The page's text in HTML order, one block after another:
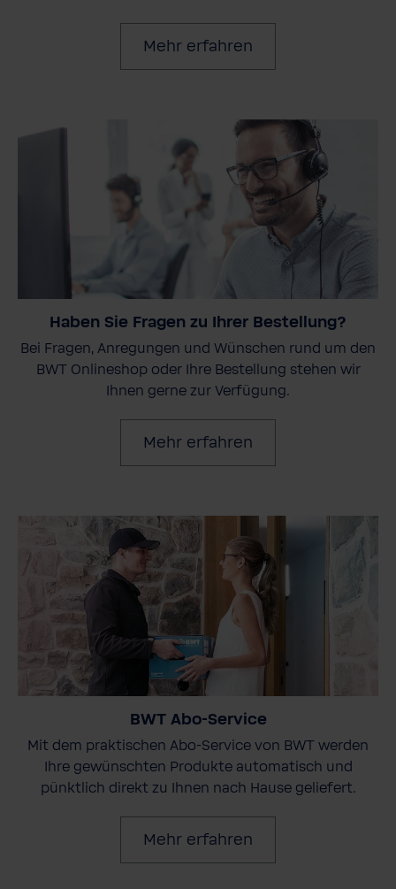
Mehr erfahren
Haben Sie Fragen zu Ihrer Bestellung?
Bei Fragen, Anregungen und Wünschen rund um den
BWT Onlineshop oder Ihre Bestellung stehen wir
Ihnen gerne zur Verfügung.
Mehr erfahren
BWT Abo-Service
Mit dem praktischen Abo-Service von BWT werden
Ihre gewünschten Produkte automatisch und
pünktlich direkt zu Ihnen nach Hause geliefert.
Mehr erfahren